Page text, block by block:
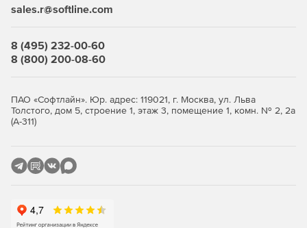
Многопоточное сканирование данных на файловых
серверов с наибольшим числом обращений.
станций.
Предустановленные политики безопасности для
системного администратора с возможностью
sales.r@softline.com
8 (495) 232-00-60
8 (800) 200-08-60
ПАО «Софтлайн». Юр. адрес: 119021, г. Москва, ул. Льва
Толстого, дом 5, строение 1, этаж 3, помещение 1, комн. № 2, 2а
(А-311)